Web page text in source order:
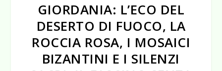
GIORDANIA: L’ECO DEL
DESERTO DI FUOCO, LA
ROCCIA ROSA, I MOSAICI
BIZANTINI E I SILENZI